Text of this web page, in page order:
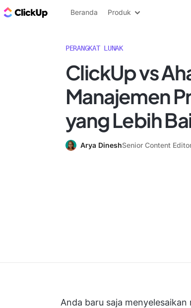
Blog ClickUp
Beranda Produk
PERANGKAT LUNAK
ClickUp vs
Manajemen
yang Lebih
Arya DineshSenior Content
Anda baru saja